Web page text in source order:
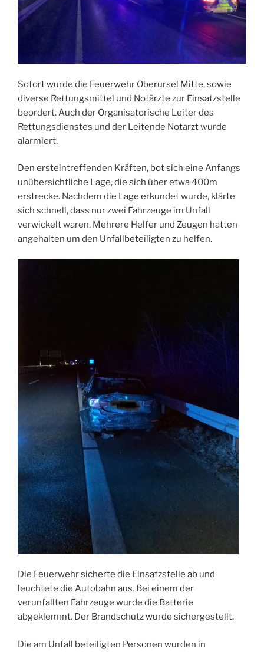
Sofort wurde die Feuerwehr Oberursel Mitte, sowie
diverse Rettungsmittel und Notärzte zur Einsatzstelle
beordert. Auch der Organisatorische Leiter des
Rettungsdienstes und der Leitende Notarzt wurde
alarmiert.
Den ersteintreffenden Kräften, bot sich eine Anfangs
unübersichtliche Lage, die sich über etwa 400m
erstrecke. Nachdem die Lage erkundet wurde, klärte
sich schnell, dass nur zwei Fahrzeuge im Unfall
verwickelt waren. Mehrere Helfer und Zeugen hatten
angehalten um den Unfallbeteiligten zu helfen.
Die Feuerwehr sicherte die Einsatzstelle ab und
leuchtete die Autobahn aus. Bei einem der
verunfallten Fahrzeuge wurde die Batterie
abgeklemmt. Der Brandschutz wurde sichergestellt.
Die am Unfall beteiligten Personen wurden in